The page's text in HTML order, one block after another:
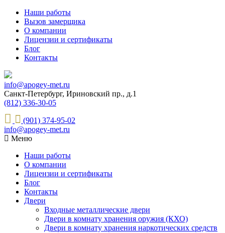
Наши работы
Вызов замерщика
О компании
Лицензии и сертификаты
Блог
Контакты
info@apogey-met.ru
Санкт-Петербург, Ириновский пр., д.1
(812) 336-30-05
(901) 374-95-02
info@apogey-met.ru
Меню
Наши работы
О компании
Лицензии и сертификаты
Блог
Контакты
Двери
Входные металлические двери
Двери в комнату хранения оружия (КХО)
Двери в комнату хранения наркотических средств